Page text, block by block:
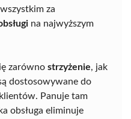
za
na najwyższym
zarówno strzyżenie, jak
dostosowywane do
Panuje tam
obsługa eliminuje